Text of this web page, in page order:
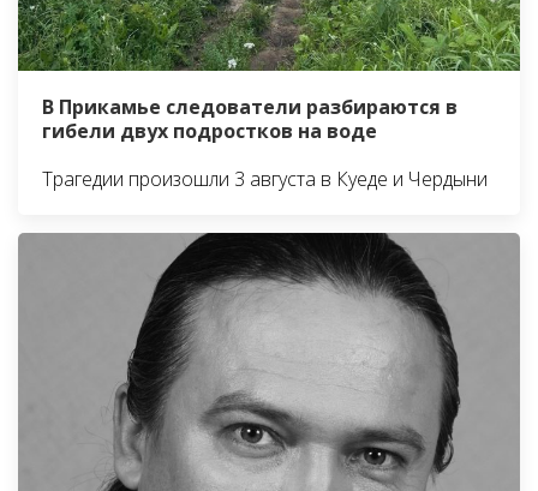
В Прикамье следователи разбираются в
гибели двух подростков на воде
Трагедии произошли 3 августа в Куеде и Чердыни